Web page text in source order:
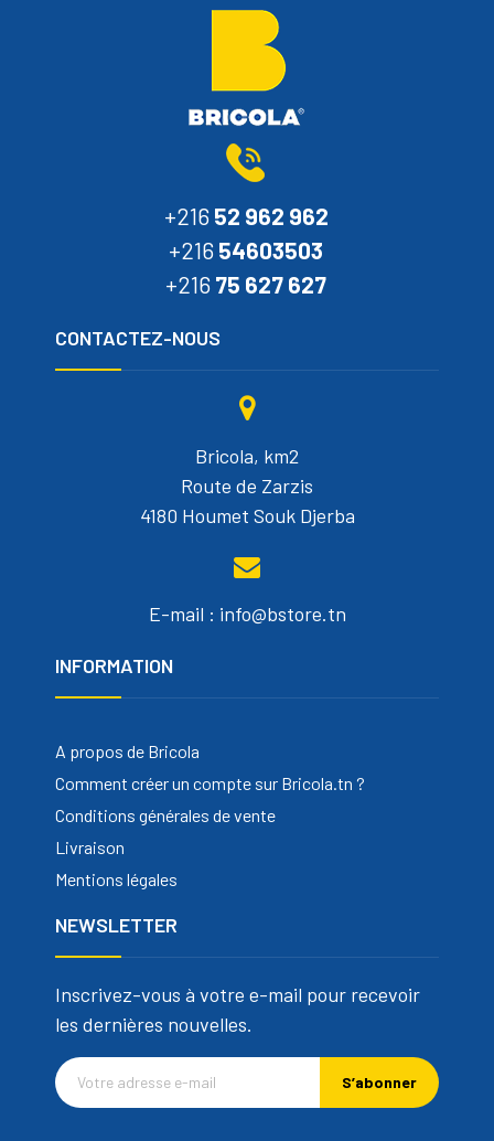
+216 52 962 962
+216 54603503
+216 75 627 627
CONTACTEZ-NOUS
Bricola, km2
Route de Zarzis
4180 Houmet Souk Djerba
E-mail : info@bstore.tn
INFORMATION
A propos de Bricola
Comment créer un compte sur Bricola.tn ?
Conditions générales de vente
Livraison
Mentions légales
NEWSLETTER
Inscrivez-vous à votre e-mail pour recevoir
les dernières nouvelles.
S’abonner